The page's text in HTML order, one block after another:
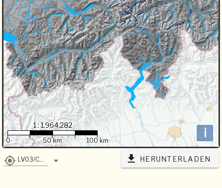
i
1 : 1,964,282
0 50 km 100 km
LV03/CH1903 HERUNTERLADEN